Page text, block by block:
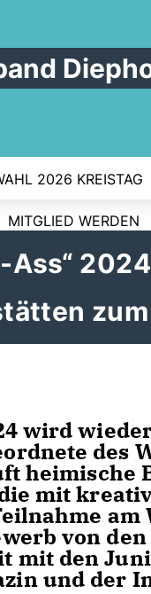
2026 KREISTAG
MITGLIED WERDEN
wird
des
heimische
mit
am
von
mit den
und der